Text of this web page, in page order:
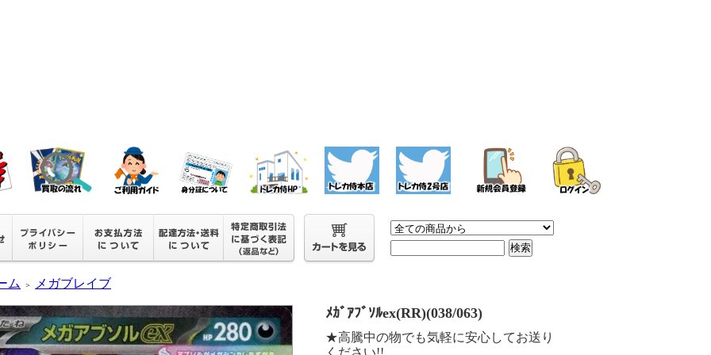
ム ＞ メガブレイブ
ﾒｶﾞｱﾌﾞｿﾙex(RR)(038/063)
★高騰中の物でも気軽に安心してお送り
ください!!